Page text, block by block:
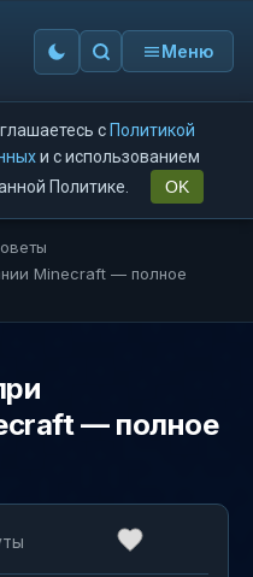
Меню
с Политикой
и с использованием
Политике.
OK
Minecraft — полное
— полное